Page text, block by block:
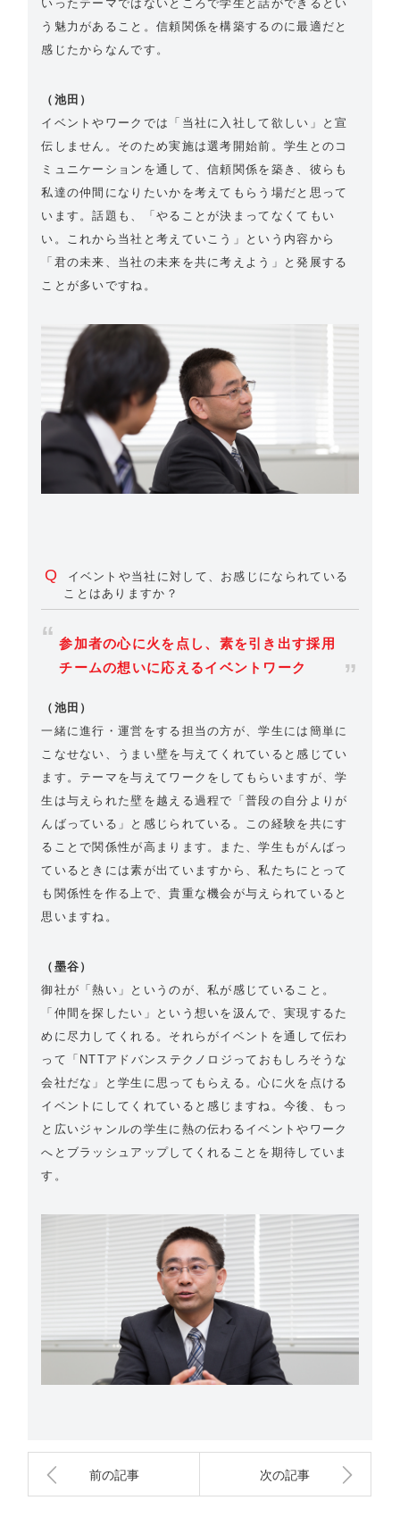
いったテーマではないところで学生と話ができるとい
う魅力があること。信頼関係を構築するのに最適だと
感じたからなんです。
（池田）
イベントやワークでは「当社に入社して欲しい」と宣
伝しません。そのため実施は選考開始前。学生とのコ
ミュニケーションを通して、信頼関係を築き、彼らも
私達の仲間になりたいかを考えてもらう場だと思って
います。話題も、「やることが決まってなくてもい
い。これから当社と考えていこう」という内容から
「君の未来、当社の未来を共に考えよう」と発展する
ことが多いですね。
Q
イベントや当社に対して、お感じになられている
ことはありますか？
参加者の心に火を点し、素を引き出す採用
チームの想いに応えるイベントワーク
（池田）
一緒に進行・運営をする担当の方が、学生には簡単に
こなせない、うまい壁を与えてくれていると感じてい
ます。テーマを与えてワークをしてもらいますが、学
生は与えられた壁を越える過程で「普段の自分よりが
んばっている」と感じられている。この経験を共にす
ることで関係性が高まります。また、学生もがんばっ
ているときには素が出ていますから、私たちにとって
も関係性を作る上で、貴重な機会が与えられていると
思いますね。
（墨谷）
御社が「熱い」というのが、私が感じていること。
「仲間を探したい」という想いを汲んで、実現するた
めに尽力してくれる。それらがイベントを通して伝わ
って「NTTアドバンステクノロジっておもしろそうな
会社だな」と学生に思ってもらえる。心に火を点ける
イベントにしてくれていると感じますね。今後、もっ
と広いジャンルの学生に熱の伝わるイベントやワーク
へとブラッシュアップしてくれることを期待していま
す。
前の記事 次の記事